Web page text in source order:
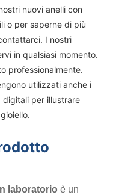
nuovi anelli con
o per saperne di più
I nostri
in ​​qualsiasi momento.
professionalmente.
utilizzati anche i
digitali per illustrare
laboratorio è un